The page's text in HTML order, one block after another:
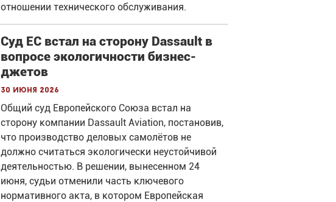
отношении технического обслуживания.
Суд ЕС встал на сторону Dassault в
вопросе экологичности бизнес-
джетов
30 июня 2026
Общий суд Европейского Союза встал на
сторону компании Dassault Aviation, постановив,
что производство деловых самолётов не
должно считаться экологически неустойчивой
деятельностью. В решении, вынесенном 24
июня, судьи отменили часть ключевого
нормативного акта, в котором Европейская